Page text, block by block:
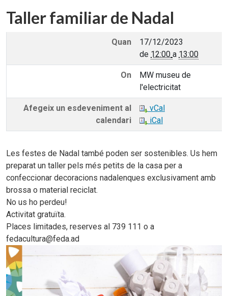
Taller familiar de Nadal
Quan
17/12/2023
de 12:00 a 13:00
On
MW museu de
l'electricitat
Afegeix un esdeveniment al
calendari
vCal
iCal
Les festes de Nadal també poden ser sostenibles. Us hem
preparat un taller pels més petits de la casa per a
confeccionar decoracions nadalenques exclusivament amb
brossa o material reciclat.
No us ho perdeu!
Activitat gratuïta.
Places limitades, reserves al 739 111 o a
fedacultura@feda.ad